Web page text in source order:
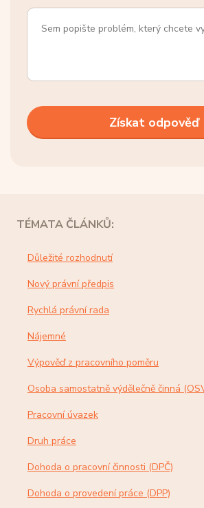
TÉMATA ČLÁNKŮ:
Důležité rozhodnutí
Nový právní předpis
Rychlá právní rada
Nájemné
Výpověď z pracovního poměru
Osoba samostatně výdělečně činná
Pracovní úvazek
Druh práce
Dohoda o pracovní činnosti (DPČ)
Dohoda o provedení práce (DPP)